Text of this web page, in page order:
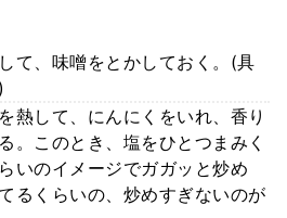
て、味噌をとかしておく。(具
熱して、にんにくをいれ、香り
。このとき、塩をひとつまみく
いのイメージでガガッと炒め
るくらいの、炒めすぎないのが